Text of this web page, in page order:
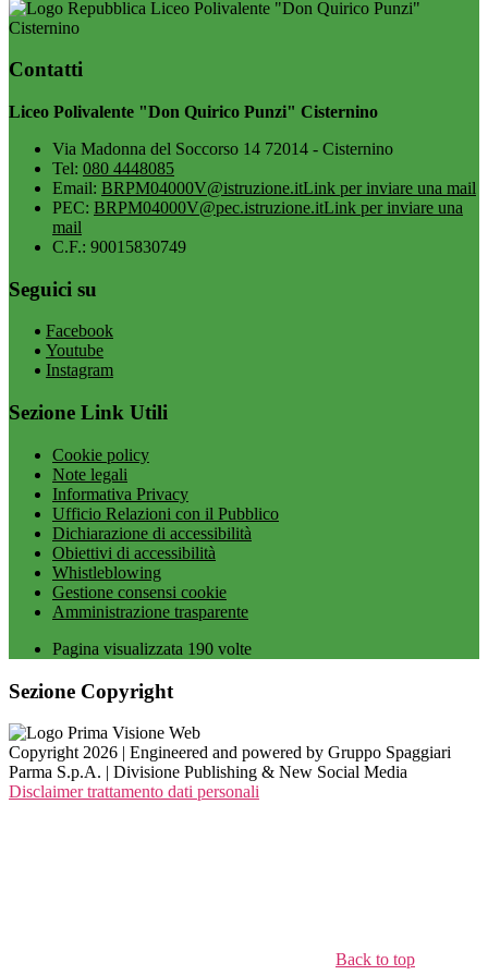
Liceo Polivalente "Don Quirico Punzi"
Cisternino
Contatti
Liceo Polivalente "Don Quirico Punzi" Cisternino
Via Madonna del Soccorso 14 72014 - Cisternino
Tel: 080 4448085
Email: BRPM04000V@istruzione.itLink per inviare una mail
PEC: BRPM04000V@pec.istruzione.itLink per inviare una
mail
C.F.: 90015830749
Seguici su
Facebook
Youtube
Instagram
Sezione Link Utili
Cookie policy
Note legali
Informativa Privacy
Ufficio Relazioni con il Pubblico
Dichiarazione di accessibilità
Obiettivi di accessibilità
Whistleblowing
Gestione consensi cookie
Amministrazione trasparente
Pagina visualizzata 190 volte
Sezione Copyright
Copyright 2026 | Engineered and powered by Gruppo Spaggiari
Parma S.p.A. | Divisione Publishing & New Social Media
Disclaimer trattamento dati personali
Back to top